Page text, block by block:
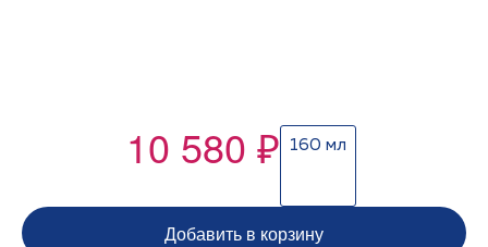
10 580 ₽ 160 мл
Добавить в корзину